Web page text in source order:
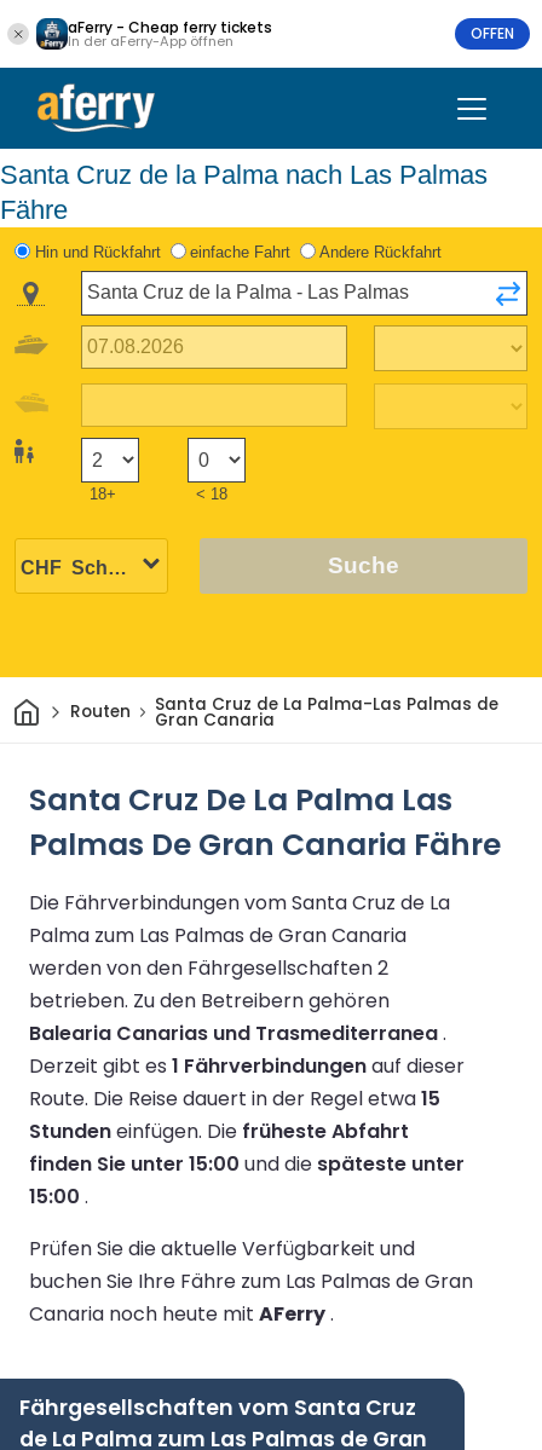
aFerry - Cheap ferry tickets
In der aFerry-App öffnen OFFEN
Santa Cruz de la Palma nach Las Palmas
Fähre
Hin und Rückfahrt einfache Fahrt Andere Rückfahrt
18+ < 18
Suche
HeimRouten Santa Cruz de La Palma-Las Palmas de
Gran Canaria
Santa Cruz De La Palma Las
Palmas De Gran Canaria Fähre
Die Fährverbindungen vom Santa Cruz de La
Palma zum Las Palmas de Gran Canaria
werden von den Fährgesellschaften 2
betrieben. Zu den Betreibern gehören
Balearia Canarias und Trasmediterranea.
Derzeit gibt es 1 Fährverbindungenauf dieser
Route. Die Reise dauert in der Regel etwa15
Stundeneinfügen. Die früheste Abfahrt
finden Sie unter 15:00 und die späteste unter
15:00 .
Prüfen Sie die aktuelle Verfügbarkeit und
buchen Sie Ihre Fähre zum Las Palmas de Gran
Canaria noch heute mit AFerry.
Fährgesellschaften vom Santa Cruz
de La Palma zum Las Palmas de Gran